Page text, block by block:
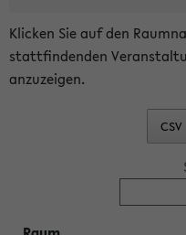
Klicken Sie auf den
stattfindenden
anzuzeigen.
CSV